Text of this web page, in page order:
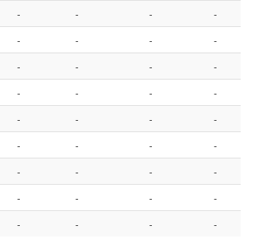
- - -
-
- - -
-
- - -
-
- - -
-
- - -
-
- - -
-
- - -
-
- - -
-
- - - -